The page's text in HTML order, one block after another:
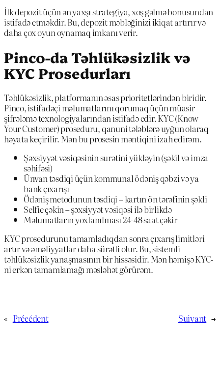
İlk depozit üçün ən yaxşı strategiya, xoş gəlmə bonusundan
istifadə etməkdir. Bu, depozit məbləğinizi ikiqat artırır və
daha çox oyun oynamaq imkanı verir.
Pinco-da Təhlükəsizlik və
KYC Prosedurları
Təhlükəsizlik, platformanın əsas prioritetlərindən biridir.
Pinco, istifadəçi məlumatlarını qorumaq üçün müasir
şifrələmə texnologiyalarından istifadə edir. KYC (Know
Your Customer) proseduru, qanuni tələblərə uyğun olaraq
həyata keçirilir. Mən bu prosesin məntiqini izah edirəm.
Şəxsiyyət vəsiqəsinin surətini yükləyin (şəkil və imza
səhifəsi)
Ünvan təsdiqi üçün kommunal ödəniş qəbzi və ya
bank çıxarışı
Ödəniş metodunun təsdiqi – kartın ön tərəfinin şəkli
Selfie çəkin – şəxsiyyət vəsiqəsi ilə birlikdə
Məlumatların yoxlanılması 24-48 saat çəkir
KYC prosedurunu tamamladıqdan sonra çıxarış limitləri
artır və əməliyyatlar daha sürətli olur. Bu, sistemli
təhlükəsizlik yanaşmasının bir hissəsidir. Mən həmişə KYC-
ni erkən tamamlamağı məsləhət görürəm.
« Précédent Suivant →